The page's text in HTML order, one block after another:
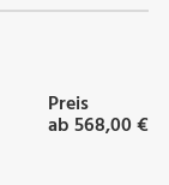
Preis
ab 568,00 €